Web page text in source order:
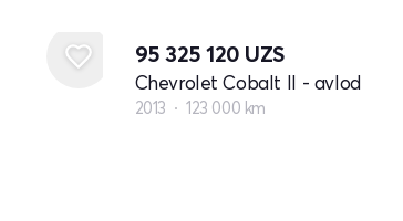
95 325 120 UZS
Chevrolet Cobalt II - avlod
2013 123 000 km